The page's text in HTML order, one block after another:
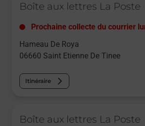
Boîte aux lettres La Poste
Prochaine collecte du courrier
Hameau De Roya
06660 Saint Etienne De Tinee
Itinéraire
Boîte aux lettres La Poste